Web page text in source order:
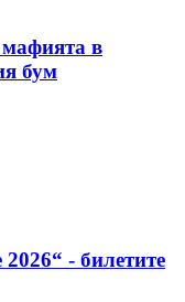
мафията в
бум
- билетите